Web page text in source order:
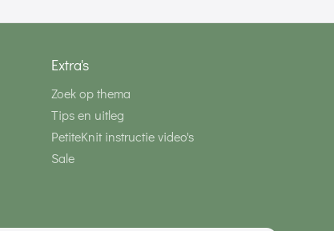
Extra's
Zoek op thema
Tips en uitleg
PetiteKnit instructie video's
Sale